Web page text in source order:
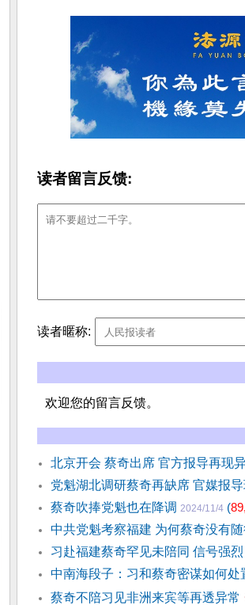
读者留言反馈:
读者暱称:
欢迎您的留言反馈。
北京开会 蔡奇出席 官方报导再现
党魁湖北调研蔡奇再缺席 官媒报
蔡奇吹捧党魁也在降调 2024/11/4 (
中共党魁考察福建 为何蔡奇没有随
习赴福建蔡奇罕见未陪同 信号强烈
中南海段子：习和蔡奇密谋如何处
蔡奇不陪习见非洲来宾等再透异常